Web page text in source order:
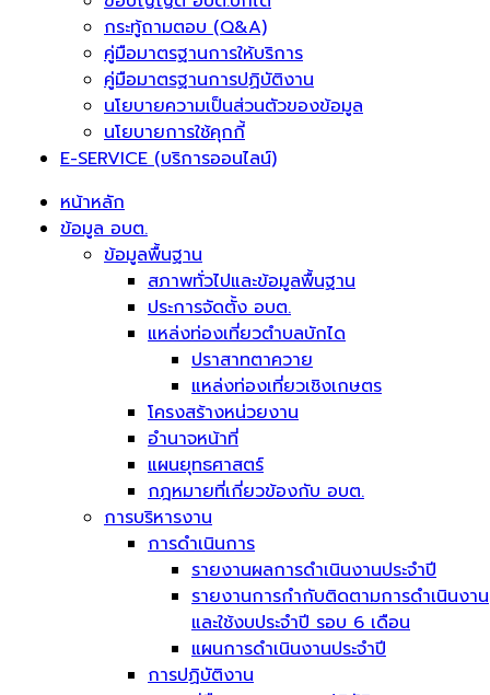
กระทู้ถามตอบ (Q&A)
คู่มือมาตรฐานการให้บริการ
คู่มือมาตรฐานการปฏิบัติงาน
นโยบายความเป็นส่วนตัวของข้อมูล
นโยบายการใช้คุกกี้
E-SERVICE (บริการออนไลน์)
หน้าหลัก
ข้อมูล อบต.
ข้อมูลพื้นฐาน
สภาพทั่วไปและข้อมูลพื้นฐาน
ประการจัดตั้ง อบต.
แหล่งท่องเที่ยวตำบลบักได
ปราสาทตาควาย
แหล่งท่องเที่ยวเชิงเกษตร
โครงสร้างหน่วยงาน
อำนาจหน้าที่
แผนยุทธศาสตร์
กฎหมายที่เกี่ยวข้องกับ อบต.
การบริหารงาน
การดำเนินการ
รายงานผลการดำเนินงานประจำปี
รายงานการกำกับติดตามการดำเนินงาน
และใช้งบประจำปี รอบ 6 เดือน
แผนการดำเนินงานประจำปี
การปฏิบัติงาน